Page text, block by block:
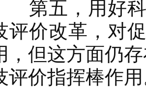
第五，用好科
评价改革，对
，但这方面仍
评价指挥棒作